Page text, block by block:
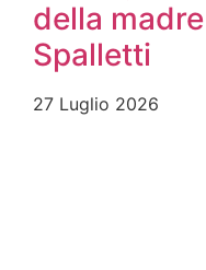
della
Spalletti
27 Luglio 2026